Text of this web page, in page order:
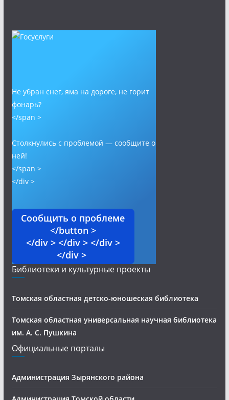
Не убран снег, яма на дороге, не горит
фонарь?
</span >
Столкнулись с проблемой — сообщите о
ней!
</span >
</div >
Сообщить о проблеме
</button >
</div > </div > </div >
</div >
Библиотеки и культурные проекты
Томская областная детско-юношеская библиотека
Томская областная универсальная научная библиотека
им. А. С. Пушкина
Официальные порталы
Администрация Зырянского района